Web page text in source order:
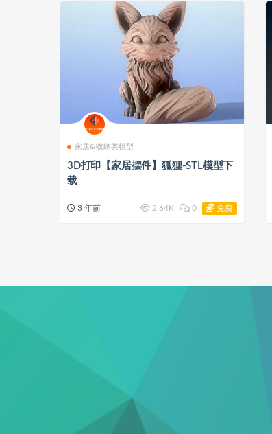
家居&收纳类模型
3D打印【家居摆件】狐狸-STL模型下
载
3 年前 2.64K 0 免费